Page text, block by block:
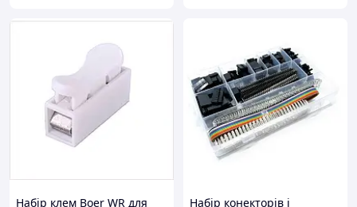
Набір клем Boer WR для
Набір конекторів і